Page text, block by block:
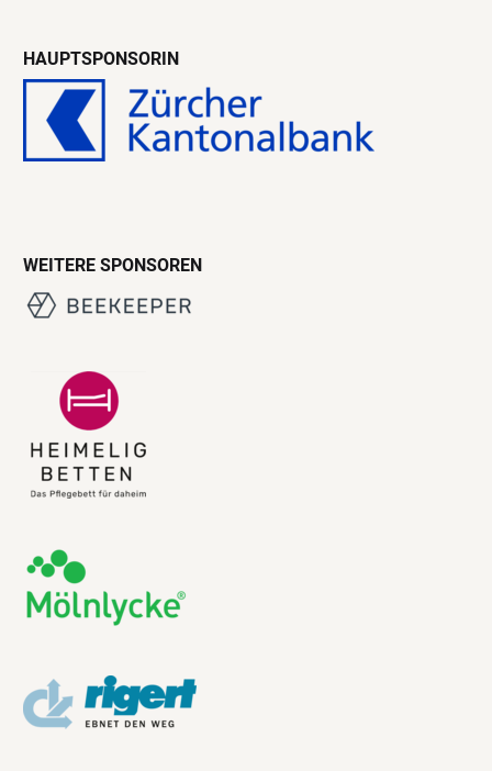
HAUPTSPONSORIN
WEITERE SPONSOREN